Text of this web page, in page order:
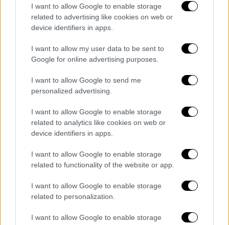
I want to allow Google to enable storage
related to advertising like cookies on web or
device identifiers in apps.
I want to allow my user data to be sent to
Google for online advertising purposes.
I want to allow Google to send me
personalized advertising.
I want to allow Google to enable storage
related to analytics like cookies on web or
device identifiers in apps.
I want to allow Google to enable storage
related to functionality of the website or app.
I want to allow Google to enable storage
related to personalization.
I want to allow Google to enable storage
Κόσμος|25.11.2021 18:38
Σπάει κάθε αρνητικό ρεκόρ της
πανδημίας στο Βέλγιο - Έρχονται νέα
μέτρα
Ξεπέρασαν το 1,5 εκατομμύριο οι
από ΠΟΥ
«Το σημείο καμπής δεν θα συμβεί από μόνο
κυβέρνηση δεν έχει λάβει τις τελικές
αποφάσεις σχετικά με το τι μέτρα θα
χρειαστούν. Το κρατικό τηλεοπτικό δίκτυο